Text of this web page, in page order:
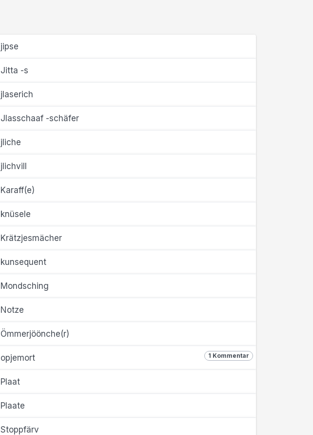
jipse
Jitta -s
jlaserich
Jlasschaaf -schäfer
jliche
jlichvill
Karaff(e)
knüsele
Krätzjesmächer
kunsequent
Mondsching
Notze
Ömmerjöönche(r)
1 Kommentar
opjemort
Plaat
Plaate
Stoppfärv